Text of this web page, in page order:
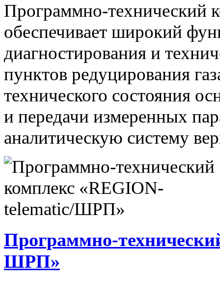
Программно-технический
обеспечивает широкий
диагностирования и
пунктов редуцирования
технического состояния
и передачи измеренных
аналитическую систему
Программно-
ШРП»